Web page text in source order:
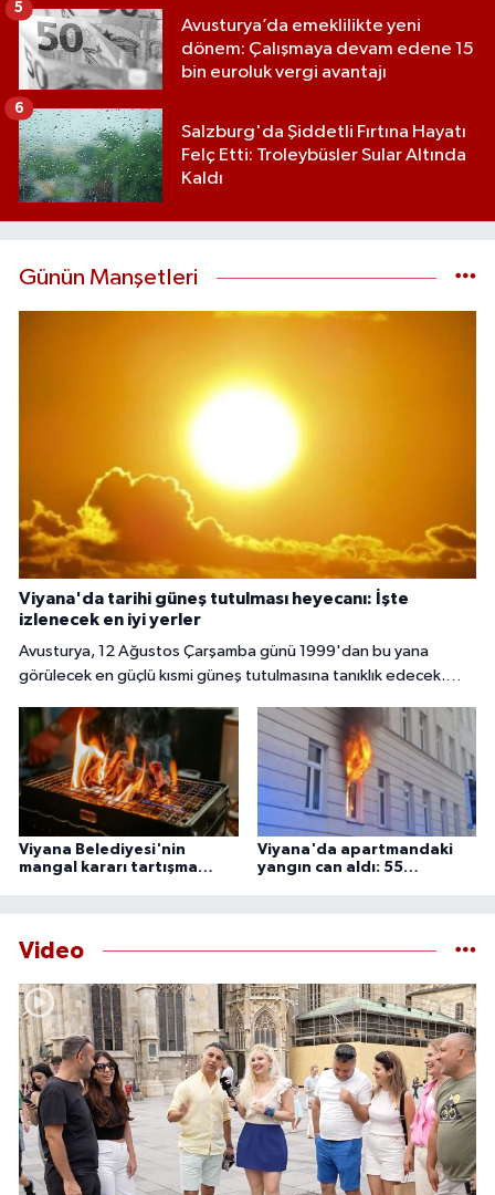
Avusturya’da emeklilikte yeni
dönem: Çalışmaya devam edene 15
bin euroluk vergi avantajı
5
Salzburg'da Şiddetli Fırtına Hayatı
Felç Etti: Troleybüsler Sular Altında
Kaldı
6
Günün Manşetleri
Viyana'da tarihi güneş tutulması heyecanı: İşte
izlenecek en iyi yerler
Avusturya, 12 Ağustos Çarşamba günü 1999'dan bu yana
görülecek en güçlü kısmi güneş tutulmasına tanıklık edecek.
85 ila 89'unun Ay tarafından örtüleceği bu nadir doğa olayını
izlemek için çeşitli noktalarda bir araya gelecek.
Viyana Belediyesi'nin
mangal kararı tartışma
Viyana'da apartmandaki
yangın can aldı: 55
Video